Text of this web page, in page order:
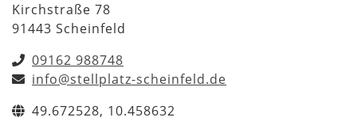
Kirchstraße 78
91443 Scheinfeld
09162 988748
info@stellplatz-scheinfeld.de
49.672528, 10.458632